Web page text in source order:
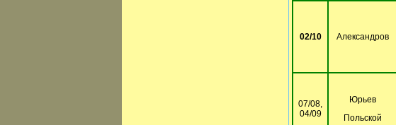
02/10 Александров
07/08,
04/09
Юрьев
Польской